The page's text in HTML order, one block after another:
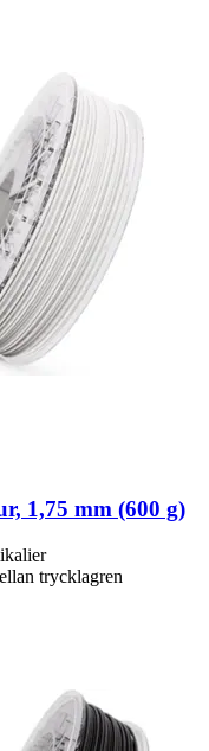
1,75 mm (600 g)
trycklagren